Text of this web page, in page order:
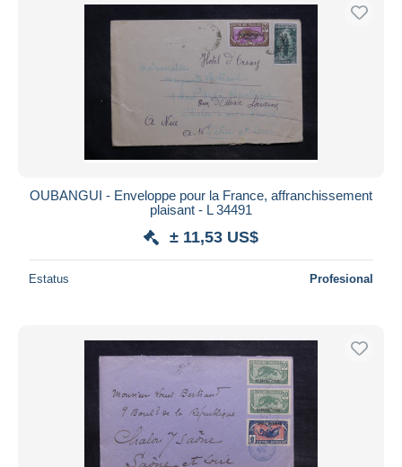
OUBANGUI - Enveloppe pour la France, affranchissement
plaisant - L 34491
± 11,53 US$
Estatus Profesional